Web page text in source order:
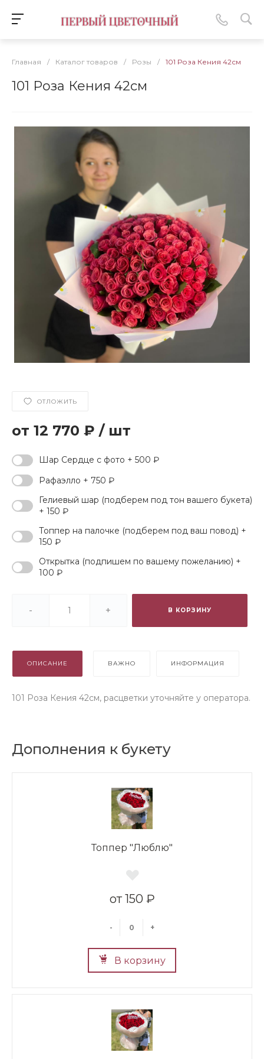
Главная / Каталог товаров / Розы / 101 Роза Кения 42см
101 Роза Кения 42см
ОТЛОЖИТЬ
12 770 ₽ / шт
Шар Сердце с фото + 500 ₽
Рафаэлло + 750 ₽
Гелиевый шар (подберем под тон вашего букета)
+ 150 ₽
Топпер на палочке (подберем под ваш повод) +
150 ₽
Открытка (подпишем по вашему пожеланию) +
100 ₽
- + В КОРЗИНУ
ОПИСАНИЕ ВАЖНО ИНФОРМАЦИЯ
101 Роза Кения 42см, расцветки уточняйте у оператора.
Дополнения к букету
Топпер "Люблю"
150 ₽
- +
В корзину